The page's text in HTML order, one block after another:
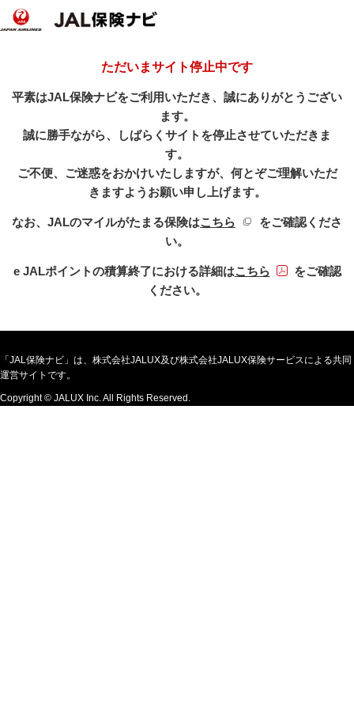
ただいまサイト停止中です
平素はJAL保険ナビをご利用いただき、誠にありがとうござい
ます。
誠に勝手ながら、しばらくサイトを停止させていただきま
す。
ご不便、ご迷惑をおかけいたしますが、何とぞご理解いただ
きますようお願い申し上げます。
なお、JALのマイルがたまる保険はこちら 新規ウィンドウを開
をご確認くださ
い。
e JALポイントの積算終了における詳細はこちらPDFファイル
をご確認
ください。
「JAL保険ナビ」は、株式会社JALUX及び株式会社JALUX保険サービスによる共同
運営サイトです。
Copyright © JALUX Inc. All Rights Reserved.